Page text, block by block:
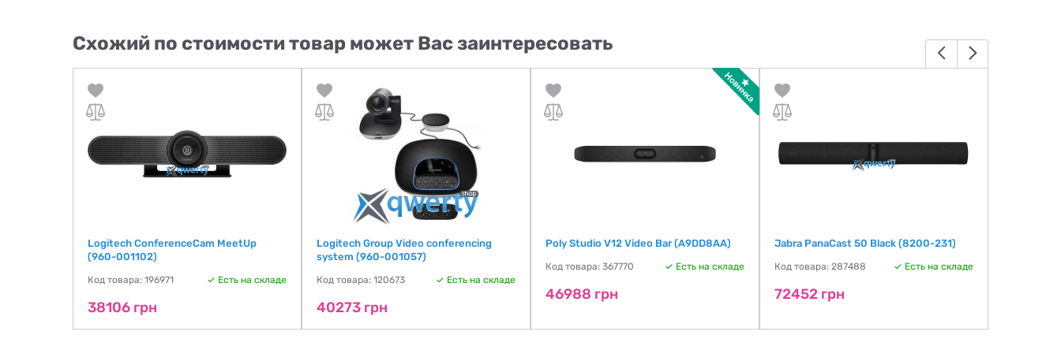
Схожий по стоимости товар может Вас заинтересовать
Logitech ConferenceCam MeetUp
(960-001102)
Код товара: 196971 Есть на складе
38106 грн
Logitech Group Video conferencing
system (960-001057)
Код товара: 120673 Есть на складе
40273 грн
Poly Studio V12 Video Bar (A9DD8AA)
Код товара: 367770 Есть на складе
46988 грн
Jabra PanaCast 50 Black (8200-231)
Код товара: 287488 Есть на складе
72452 грн